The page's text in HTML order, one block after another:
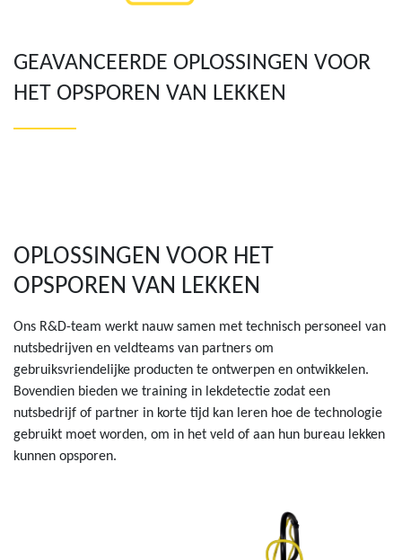
GEAVANCEERDE OPLOSSINGEN VOOR
HET OPSPOREN VAN LEKKEN
OPLOSSINGEN VOOR HET
OPSPOREN VAN LEKKEN
Ons R&D-team werkt nauw samen met technisch personeel van
nutsbedrijven en veldteams van partners om
gebruiksvriendelijke producten te ontwerpen en ontwikkelen.
Bovendien bieden we training in lekdetectie zodat een
nutsbedrijf of partner in korte tijd kan leren hoe de technologie
gebruikt moet worden, om in het veld of aan hun bureau lekken
kunnen opsporen.